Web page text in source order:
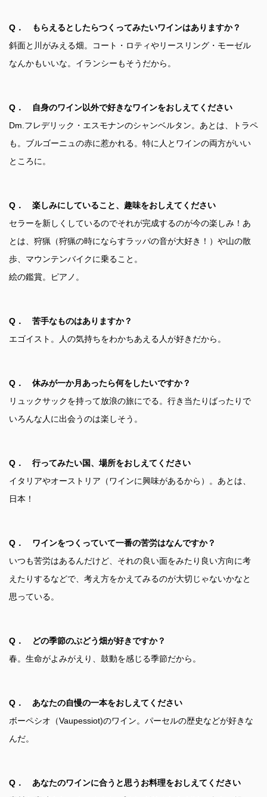
Q． もらえるとしたらつくってみたいワインはありますか？
斜面と川がみえる畑。コート・ロティやリースリング・モーゼル
なんかもいいな。イランシーもそうだから。
Q． 自身のワイン以外で好きなワインをおしえてください
Dm.フレデリック・エスモナンのシャンベルタン。あとは、トラペ
も。ブルゴーニュの赤に惹かれる。特に人とワインの両方がいい
ところに。
Q． 楽しみにしていること、趣味をおしえてください
セラーを新しくしているのでそれが完成するのが今の楽しみ！あ
とは、狩猟（狩猟の時にならすラッパの音が大好き！）や山の散
歩、マウンテンバイクに乗ること。
絵の鑑賞。ピアノ。
Q． 苦手なものはありますか？
エゴイスト。人の気持ちをわかちあえる人が好きだから。
Q． 休みが一か月あったら何をしたいですか？
リュックサックを持って放浪の旅にでる。行き当たりばったりで
いろんな人に出会うのは楽しそう。
Q． 行ってみたい国、場所をおしえてください
イタリアやオーストリア（ワインに興味があるから）。あとは、
日本！
Q． ワインをつくっていて一番の苦労はなんですか？
いつも苦労はあるんだけど、それの良い面をみたり良い方向に考
えたりするなどで、考え方をかえてみるのが大切じゃないかなと
思っている。
Q． どの季節のぶどう畑が好きですか？
春。生命がよみがえり、鼓動を感じる季節だから。
Q． あなたの自慢の一本をおしえてください
ボーペシオ（Vaupessiot)のワイン。パーセルの歴史などが好きな
んだ。
Q． あなたのワインに合うと思うお料理をおしえてください